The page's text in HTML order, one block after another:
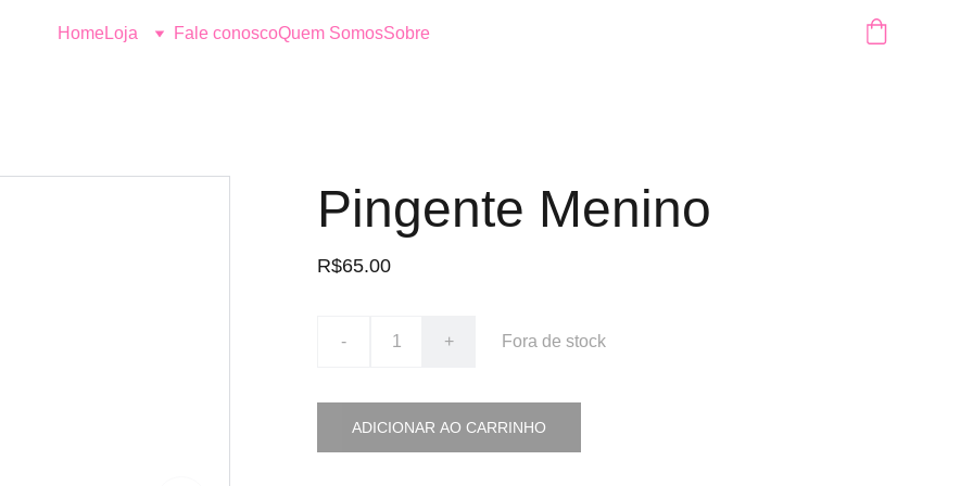
HomeLoja Fale conoscoQuem SomosSobre
Pingente Menino
R$65.00
- + Fora de stock
ADICIONAR AO CARRINHO